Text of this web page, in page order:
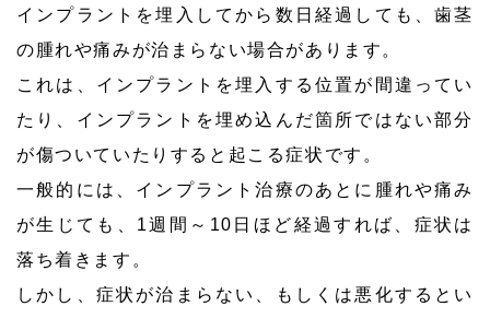
インプラントを埋入してから数日経過しても、歯茎
の腫れや痛みが治まらない場合があります。
これは、インプラントを埋入する位置が間違ってい
たり、インプラントを埋め込んだ箇所ではない部分
が傷ついていたりすると起こる症状です。
一般的には、インプラント治療のあとに腫れや痛み
が生じても、1週間～10日ほど経過すれば、症状は
落ち着きます。
しかし、症状が治まらない、もしくは悪化するとい